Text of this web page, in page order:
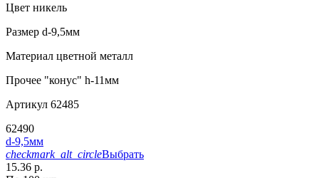
Цвет никель
Размер d-9,5мм
Материал цветной металл
Прочее "конус" h-11мм
Артикул 62485
62490
d-9,5мм
checkmark_alt_circleВыбрать
15.36 р.